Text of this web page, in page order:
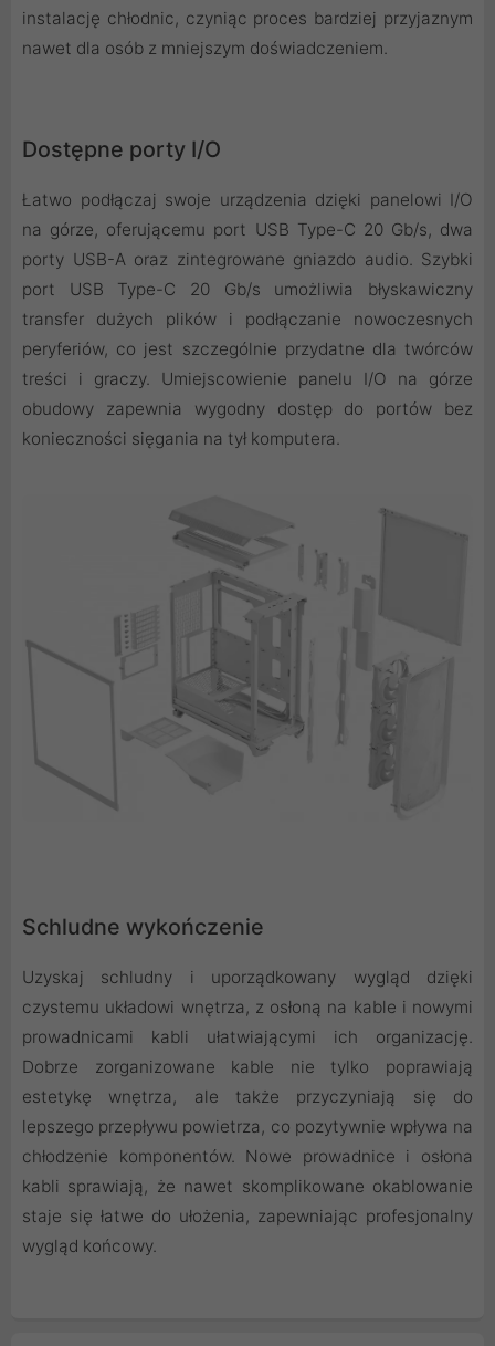
instalację chłodnic, czyniąc proces bardziej przyjaznym
nawet dla osób z mniejszym doświadczeniem.
Dostępne porty I/O
Łatwo podłączaj swoje urządzenia dzięki panelowi I/O
na górze, oferującemu port USB Type-C 20 Gb/s, dwa
porty USB-A oraz zintegrowane gniazdo audio. Szybki
port USB Type-C 20 Gb/s umożliwia błyskawiczny
transfer dużych plików i podłączanie nowoczesnych
peryferiów, co jest szczególnie przydatne dla twórców
treści i graczy. Umiejscowienie panelu I/O na górze
obudowy zapewnia wygodny dostęp do portów bez
konieczności sięgania na tył komputera.
Schludne wykończenie
Uzyskaj schludny i uporządkowany wygląd dzięki
czystemu układowi wnętrza, z osłoną na kable i nowymi
prowadnicami kabli ułatwiającymi ich organizację.
Dobrze zorganizowane kable nie tylko poprawiają
estetykę wnętrza, ale także przyczyniają się do
lepszego przepływu powietrza, co pozytywnie wpływa na
chłodzenie komponentów. Nowe prowadnice i osłona
kabli sprawiają, że nawet skomplikowane okablowanie
staje się łatwe do ułożenia, zapewniając profesjonalny
wygląd końcowy.